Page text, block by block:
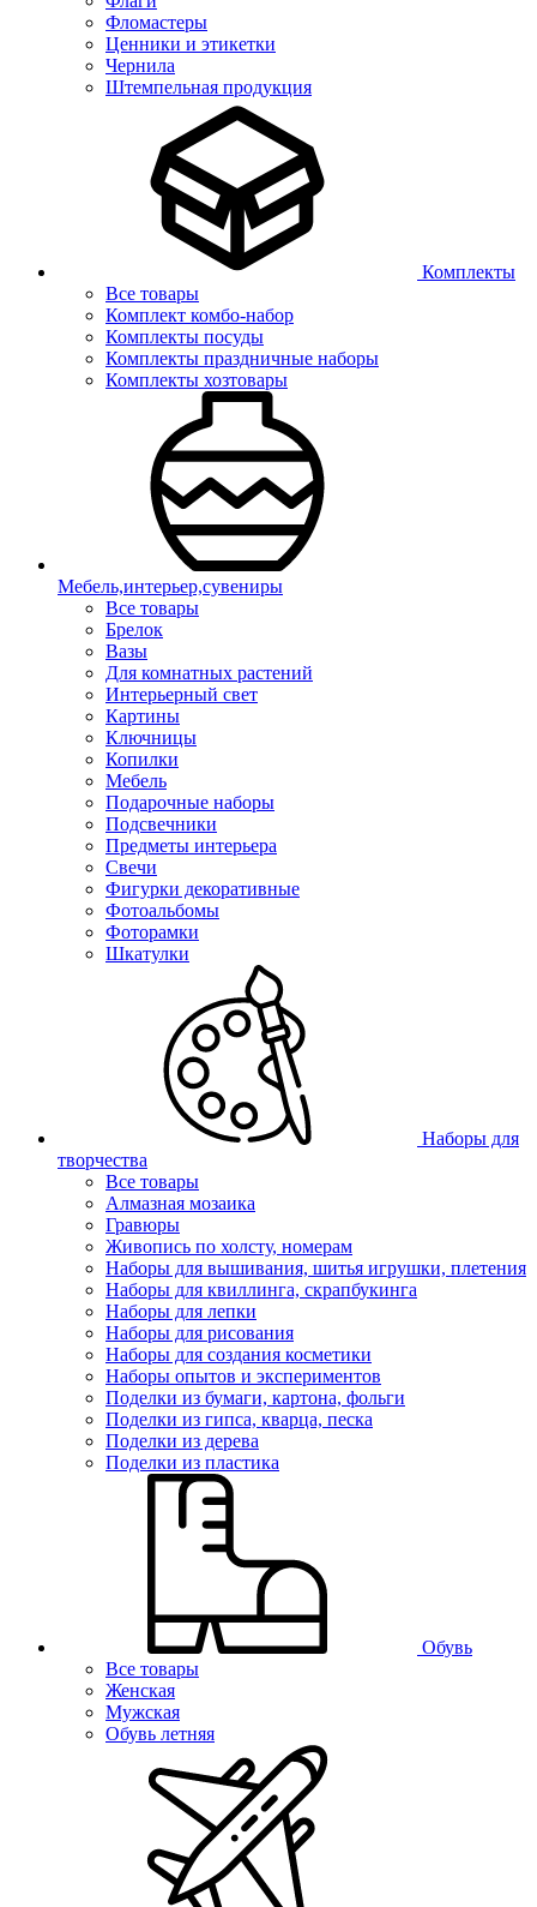
Фломастеры
Ценники и этикетки
Чернила
Штемпельная продукция
Комплекты
Все товары
Комплект комбо-набор
Комплекты посуды
Комплекты праздничные наборы
Комплекты хозтовары
Мебель,интерьер,сувениры
Все товары
Брелок
Вазы
Для комнатных растений
Интерьерный свет
Картины
Ключницы
Копилки
Мебель
Подарочные наборы
Подсвечники
Предметы интерьера
Свечи
Фигурки декоративные
Фотоальбомы
Фоторамки
Шкатулки
Наборы для
творчества
Все товары
Алмазная мозаика
Гравюры
Живопись по холсту, номерам
Наборы для вышивания, шитья игрушки, плетения
Наборы для квиллинга, скрапбукинга
Наборы для лепки
Наборы для рисования
Наборы для создания косметики
Наборы опытов и экспериментов
Поделки из бумаги, картона, фольги
Поделки из гипса, кварца, песка
Поделки из дерева
Поделки из пластика
Обувь
Все товары
Женская
Мужская
Обувь летняя